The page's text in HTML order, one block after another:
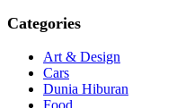
Categories
Art & Design
Cars
Dunia Hiburan
Food